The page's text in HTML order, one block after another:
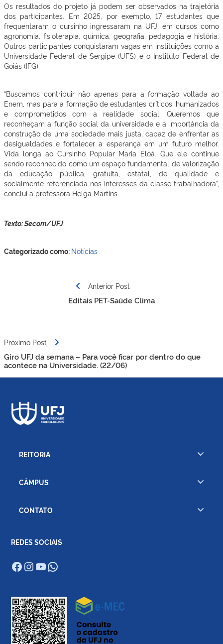
Os resultados do projeto já podem ser observados na trajetória
dos participantes. Em 2025, por exemplo, 17 estudantes que
frequentaram o cursinho ingressaram na UFJ, em cursos como
agronomia, fisioterapia, química, geografia, pedagogia e história.
Outros participantes conquistaram vagas em instituições como a
Universidade Federal de Sergipe (UFS) e o Instituto Federal de
Goiás (IFG).
“Buscamos contribuir não apenas para a formação voltada ao
Enem, mas para a formação de estudantes críticos, humanizados
e comprometidos com a realidade social. Queremos que
reconheçam a função social da universidade e a importância da
construção de uma sociedade mais justa, capaz de enfrentar as
desigualdades e fortalecer a esperança em um futuro melhor.
Vida longa ao Cursinho Popular Maria Eloá. Que ele continue
sendo reconhecido como um espaço fundamental de valorização
da educação pública, gratuita, estatal, de qualidade e
socialmente referenciada nos interesses da classe trabalhadora”,
conclui a professora Helga Martins.
Texto: Secom/UFJ
Categorizado como: Notícias
Anterior Post
Editais PET-Saúde Clima
Próximo Post
Giro UFJ da semana – Para você ficar por dentro do que
acontece na Universidade. (22/06)
REITORIA
CÂMPUS
CONTATO
REDES SOCIAIS
Facebook
Instagram
Youtube
WhatsApp